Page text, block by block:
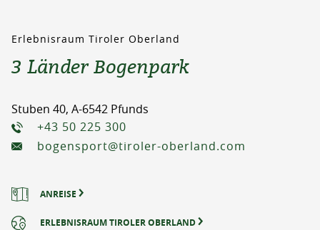
Erlebnisraum Tiroler Oberland
3 Länder Bogenpark
Stuben 40, A-6542 Pfunds
+43 50 225 300
bogensport@tiroler-oberland.com
ANREISE
ERLEBNISRAUM TIROLER OBERLAND